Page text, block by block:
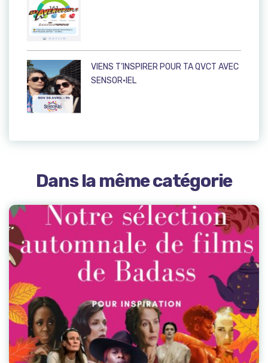
VIENS T’INSPIRER POUR TA QVCT AVEC
SENSOR·IEL
Dans la même catégorie